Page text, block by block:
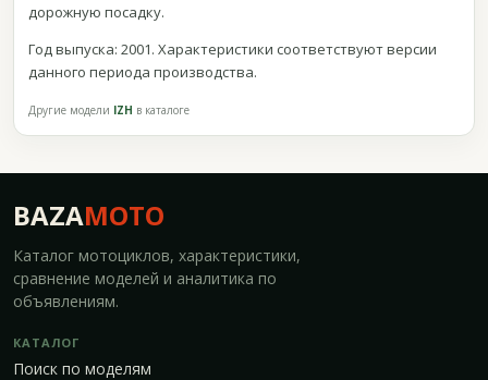
дорожную посадку.
Год выпуска: 2001. Характеристики соответствуют версии
данного периода производства.
Другие модели IZH в каталоге
BAZAMOTO
Каталог мотоциклов, характеристики,
сравнение моделей и аналитика по
объявлениям.
КАТАЛОГ
Поиск по моделям